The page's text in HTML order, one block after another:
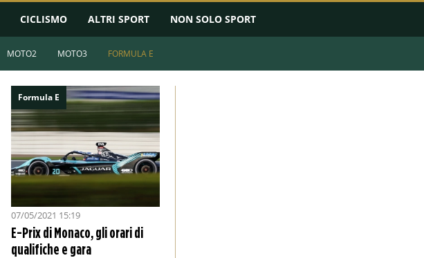
CICLISMO ALTRI SPORT NON SOLO SPORT
MOTO2 MOTO3 FORMULA E
Formula E
07/05/2021 15:19
E-Prix di Monaco, gli orari di
qualifiche e gara